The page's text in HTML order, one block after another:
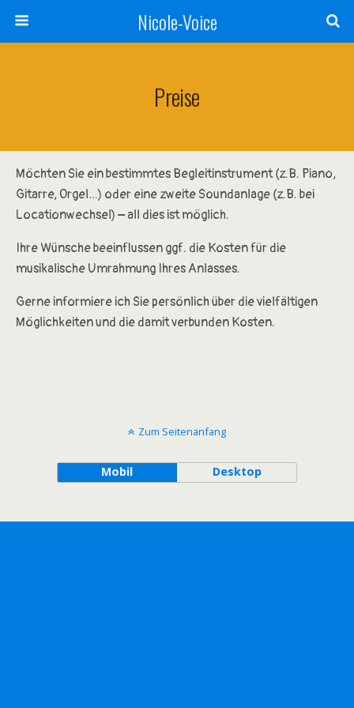
Nicole-Voice
Preise
Möchten Sie ein bestimmtes Begleitinstrument (z.B. Piano,
Gitarre, Orgel…) oder eine zweite Soundanlage (z.B. bei
Locationwechsel) – all dies ist möglich.
Ihre Wünsche beeinflussen ggf. die Kosten für die
musikalische Umrahmung Ihres Anlasses.
Gerne informiere ich Sie persönlich über die vielfältigen
Möglichkeiten und die damit verbunden Kosten.
Zum Seitenanfang
Mobil Desktop